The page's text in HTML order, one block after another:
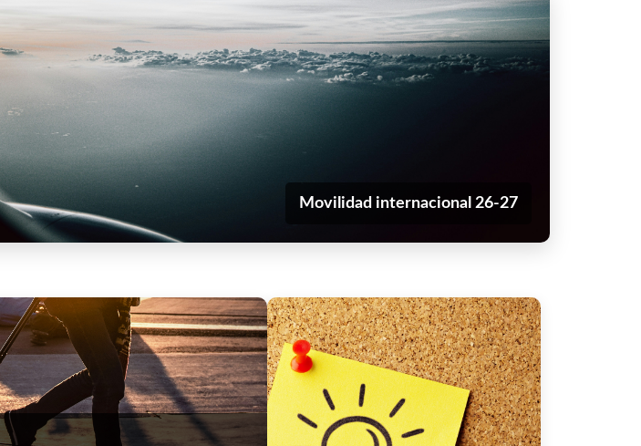
Movilidad internacional 26-27